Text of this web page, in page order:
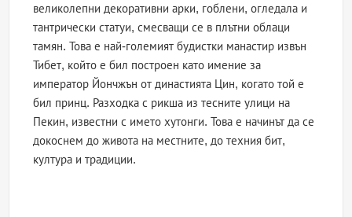
великолепни декоративни арки, гоблени, огледала и
тантрически статуи, смесващи се в плътни облаци
тамян. Това е най-големият будистки манастир извън
Тибет, който е бил построен като имение за
император Йончжън от династията Цин, когато той е
бил принц. Разходка с рикша из тесните улици на
Пекин, известни с името хутонги. Това е начинът да се
докоснем до живота на местните, до техния бит,
култура и традиции.